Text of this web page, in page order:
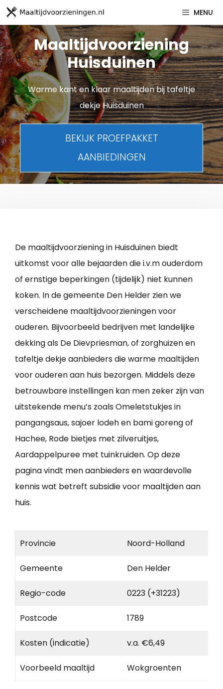
Spring
naar
inhoud
MENU
Maaltijdvoorziening
Huisduinen
Warme kant en klaar maaltijden bij tafeltje
dekje Huisduinen
BEKIJK PROEFPAKKET
AANBIEDINGEN
De maaltijdvoorziening in Huisduinen biedt
uitkomst voor alle bejaarden die i.v.m ouderdom
of ernstige beperkingen (tijdelijk) niet kunnen
koken. In de gemeente Den Helder zien we
verscheidene maaltijdvoorzieningen voor
ouderen. Bijvoorbeeld bedrijven met landelijke
dekking als De Dievpriesman, of zorghuizen en
tafeltje dekje aanbieders die warme maaltijden
voor ouderen aan huis bezorgen. Middels deze
betrouwbare instellingen kan men zeker zijn van
uitstekende menu’s zoals Omeletstukjes in
pangangsaus, sajoer lodeh en bami goreng of
Hachee, Rode bietjes met zilveruitjes,
Aardappelpuree met tuinkruiden. Op deze
pagina vindt men aanbieders en waardevolle
kennis wat betreft subsidie voor maaltijden aan
huis.
Provincie Noord-Holland
Gemeente Den Helder
Regio-code 0223 (+31223)
Postcode 1789
Kosten (indicatie) v.a. €6,49
Voorbeeld maaltijd Wokgroenten